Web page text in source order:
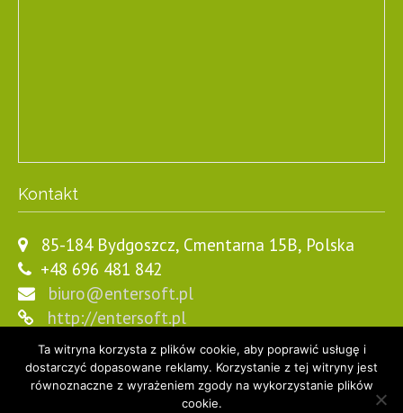
Kontakt
85-184 Bydgoszcz, Cmentarna 15B, Polska
+48 696 481 842
biuro@entersoft.pl
http://entersoft.pl
Ta witryna korzysta z plików cookie, aby poprawić usługę i
dostarczyć dopasowane reklamy. Korzystanie z tej witryny jest
równoznaczne z wyrażeniem zgody na wykorzystanie plików
cookie.